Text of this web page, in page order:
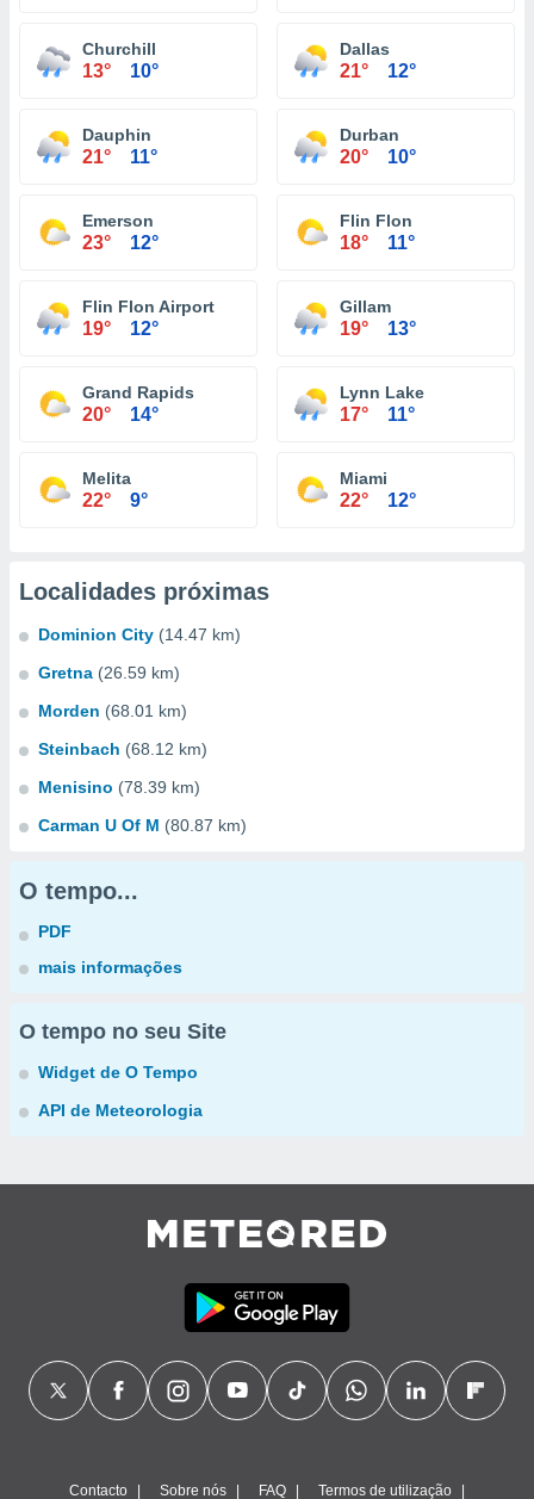
Churchill
13° 10°
Dallas
21° 12°
Dauphin
21° 11°
Durban
20° 10°
Emerson
23° 12°
Flin Flon
18° 11°
Flin Flon Airport
19° 12°
Gillam
19° 13°
Grand Rapids
20° 14°
Lynn Lake
17° 11°
Melita
22° 9°
Miami
22° 12°
Localidades próximas
Dominion City (14.47 km)
Gretna (26.59 km)
Morden (68.01 km)
Steinbach (68.12 km)
Menisino (78.39 km)
Carman U Of M (80.87 km)
O tempo...
PDF
mais informações
O tempo no seu Site
Widget de O Tempo
API de Meteorologia
Contacto Sobre nós FAQ Termos de utilização